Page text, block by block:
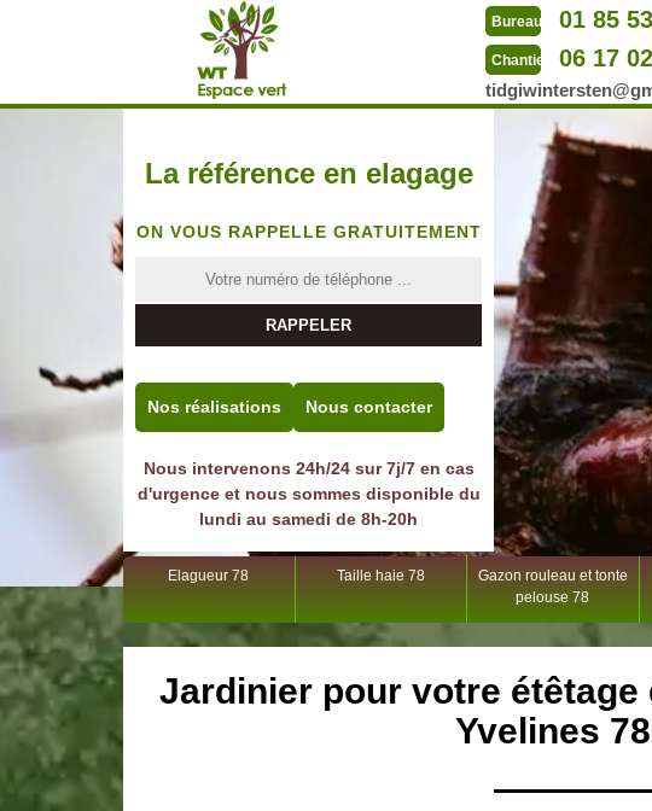
Bureau 01 85
Chantier 06 17
La référence en elagage
ON VOUS RAPPELLE GRATUITEMENT
Nos réalisations Nous contacter
Nous intervenons 24h/24 sur 7j/7 en cas
d'urgence et nous sommes disponible du
lundi au samedi de 8h-20h
Elagueur 78 Taille haie 78
Gazon rouleau et tonte
pelouse 78
Jardinier pour votre étêtage
Yvelines